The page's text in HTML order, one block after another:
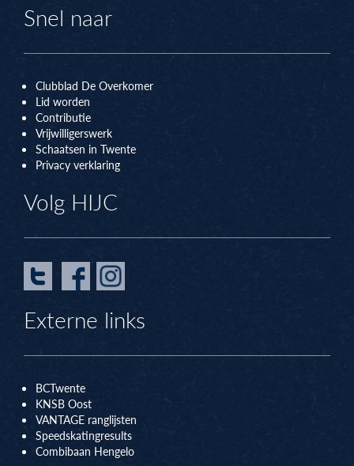
Snel naar
Clubblad De Overkomer
Lid worden
Contributie
Vrijwilligerswerk
Schaatsen in Twente
Privacy verklaring
Volg HIJC
Externe links
BCTwente
KNSB Oost
VANTAGE ranglijsten
Speedskatingresults
Combibaan Hengelo